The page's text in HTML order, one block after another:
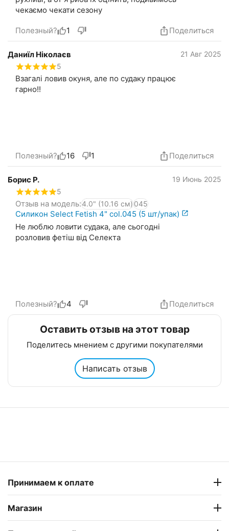
чекаємо чекати сезону
Полезный? 1 Поделиться
Даниїл Ніколаєв
21 Авг 2025
5
Взагалі ловив окуня, але по судаку працює
гарно!!
Полезный? 16 1 Поделиться
Борис Р.
19 Июнь 2025
5
Отзыв на модель:4.0" (10.16 см)045
Силикон Select Fetish 4" col.045 (5 шт/упак)
Не люблю ловити судака, але сьогодні
розловив фетіш від Селекта
Полезный? 4 Поделиться
Оставить отзыв на этот товар
Поделитесь мнением с другими покупателями
Написать отзыв
Принимаем к оплате
Магазин